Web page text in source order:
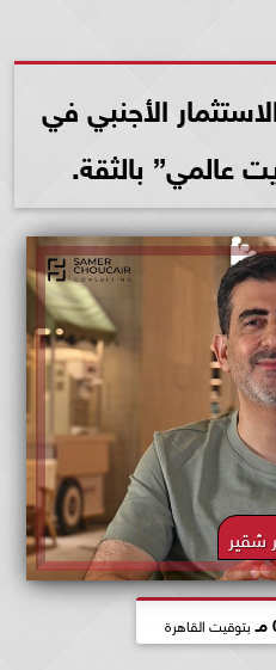
الأجنبي في
عالمي” بالثقة.
شقير
بتوقيت القاهرة